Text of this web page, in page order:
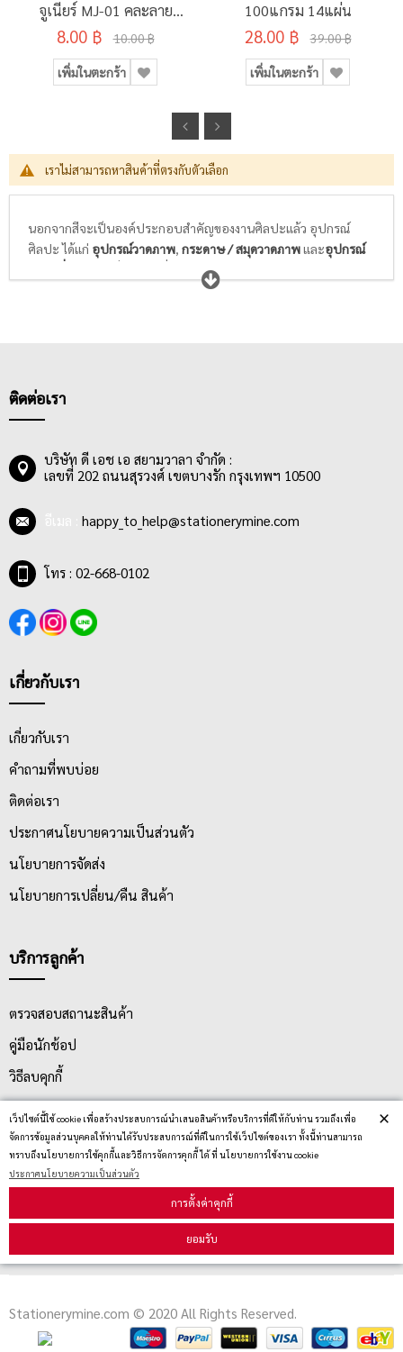
จูเนียร์ MJ-01 คละลาย
190x260มม.
8.00 ฿ 10.00 ฿
เพิ่มในตะกร้า
100แกรม 14แผ่น
28.00 ฿ 39.00 ฿
เพิ่มในตะกร้า
เว็ปไซต์นี้ใช้ cookie เพื่อสร้างประสบการณ์นำเสนอสินค้าหรือบริการที่ดีให้กับท่าน รวมถึงเพื่อ
จัดการข้อมูลส่วนบุคคลให้ท่านได้รับประสบการณ์ที่ดีในการใช้เว็ปไซต์ของเรา ทั้งนี้ท่านสามารถ
ทราบถึงนโยบายการใช้คุกกี้และวิธีการจัดการคุกกี้ ได้ ที่ นโยบายการใช้งาน cookie
ประกาศนโยบายความเป็นส่วนตัว
การตั้งค่าคุกกี้
ยอมรับ
×
เราไม่สามารถหาสินค้าที่ตรงกับตัวเลือก
นอกจากสีจะเป็นองค์ประกอบสำคัญของงานศิลปะแล้ว อุปกรณ์
ศิลปะ ได้แก่ อุปกรณ์วาดภาพ, กระดาษ / สมุดวาดภาพและอุปกรณ์
ก็เป็นสิ่งจำเป็นที่นักเรียนนักศึกษาวิชาศิลปะ และศิลปิน
ทุกท่านให้ความสำคัญในการเลือกซื้อ พู่กันที่ดีจะต้องอ่อนนุ่ม ไม่แข็ง
ศิลปินต้องการ
ติดต่อเรา
บริษัท ดี เอช เอ สยามวาลา จำกัด :
เลขที่ 202 ถนนสุรวงศ์ เขตบางรัก กรุงเทพฯ 10500
happy_to_help@stationerymine.com
โทร : 02-668-0102
เกี่ยวกับเรา
เกี่ยวกับเรา
คำถามที่พบบ่อย
ติดต่อเรา
ประกาศนโยบายความเป็นส่วนตัว
นโยบายการจัดส่ง
นโยบายการเปลี่ยน/คืน สินค้า
บริการลูกค้า
ตรวจสอบสถานะสินค้า
คู่มือนักช้อป
วิธีลบคุกกี้
สมัครรับข่าวสาร
รับข่าวสาร
Stationerymine.com © 2020 All Rights Reserved.